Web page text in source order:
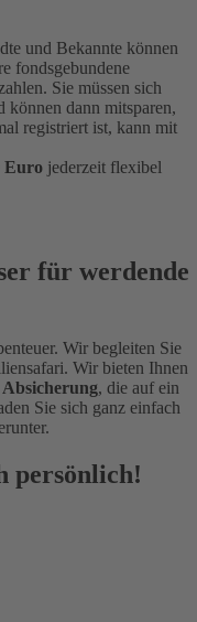
und Bekannte können
fondsgebundene
Sie müssen sich
können dann mitsparen,
registriert ist, kann mit
Euro jederzeit flexibel
für werdende
Wir begleiten Sie
Wir bieten Ihnen
, die auf ein
Sie sich ganz einfach
persönlich!